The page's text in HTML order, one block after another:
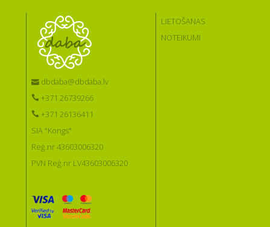
dbdaba@dbdaba.lv
+371 26739266
+371 26136411
SIA "Kongs"
Reģ.nr 43603006320
PVN Reģ.nr LV43603006320
LIETOŠANAS
NOTEIKUMI